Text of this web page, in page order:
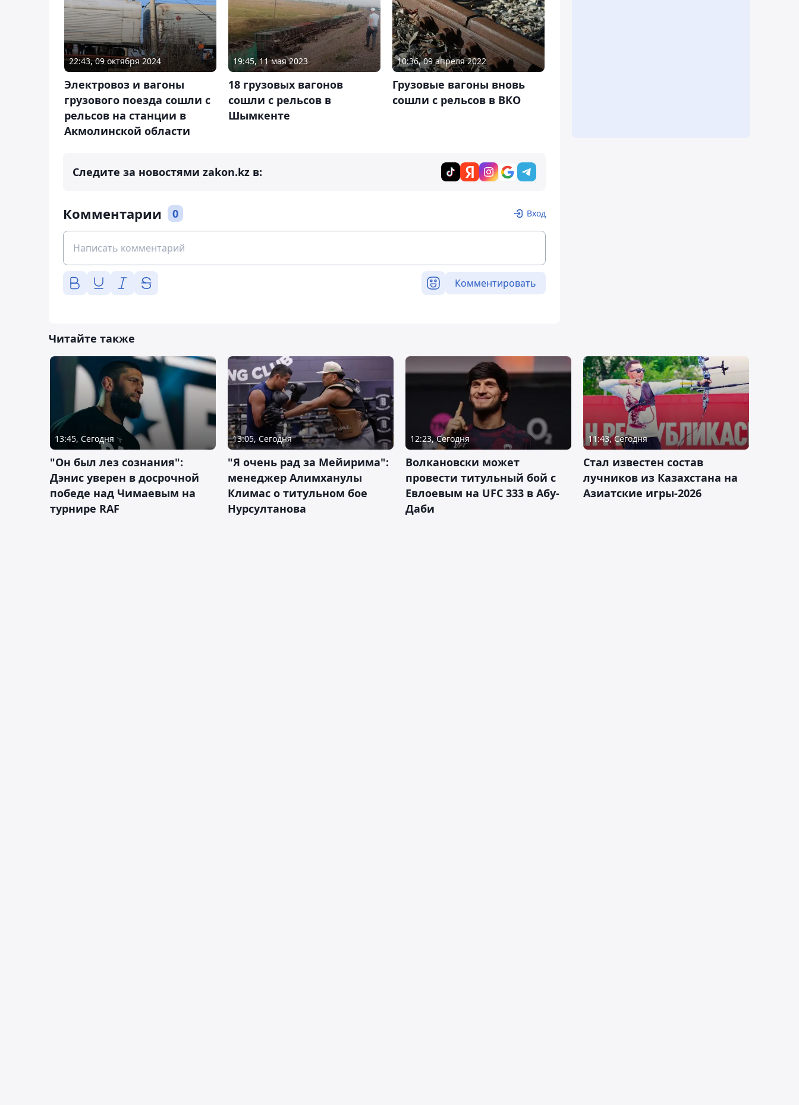
22:43, 09 октября 2024
Электровоз и вагоны
грузового поезда сошли с
рельсов на станции в
Акмолинской области
19:45, 11 мая 2023
18 грузовых вагонов
сошли с рельсов в
Шымкенте
10:36, 09 апреля 2022
Грузовые вагоны вновь
сошли с рельсов в ВКО
Следите за новостями zakon.kz в:
Комментарии 0 Вход
Комментировать
Читайте также
13:45, Сегодня
"Он был лез сознания":
Дэнис уверен в досрочной
победе над Чимаевым на
турнире RAF
13:05, Сегодня
"Я очень рад за Мейирима":
менеджер Алимханулы
Климас о титульном бое
Нурсултанова
12:23, Сегодня
Волкановски может
провести титульный бой с
Евлоевым на UFC 333 в Абу-
Даби
11:43, Сегодня
Стал известен состав
лучников из Казахстана на
Азиатские игры-2026